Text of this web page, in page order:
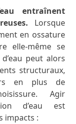
entraînent
Lorsque
en ossature
elle-même se
peut alors
structuraux,
en plus de
Agir
d’eau est
impacts :